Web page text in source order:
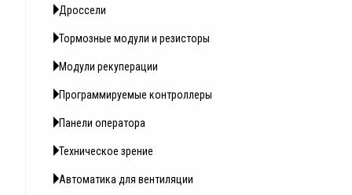
Дроссели
Тормозные модули и резисторы
Модули рекуперации
Программируемые контроллеры
Панели оператора
Техническое зрение
Автоматика для вентиляции